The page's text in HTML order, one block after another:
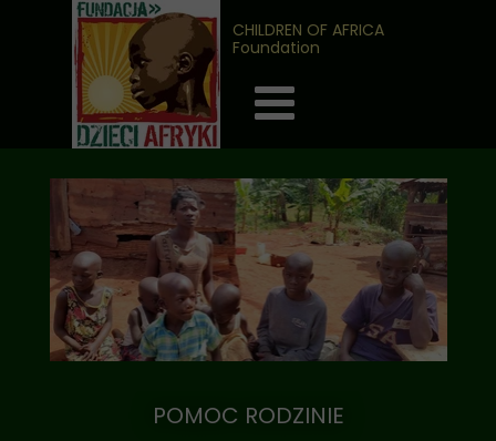
POMOC RODZINIE
CHILDREN OF AFRICA
Foundation